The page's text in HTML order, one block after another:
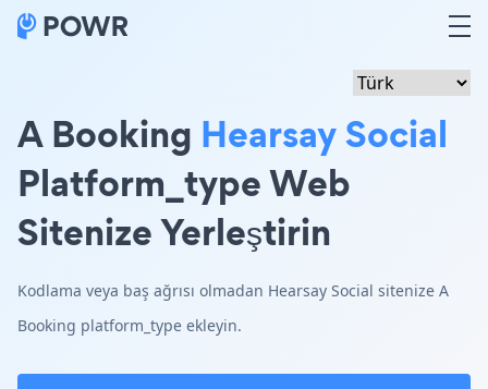
A Booking Hearsay Social
Platform_type Web
Sitenize Yerleştirin
Kodlama veya baş ağrısı olmadan Hearsay Social sitenize A
Booking platform_type ekleyin.